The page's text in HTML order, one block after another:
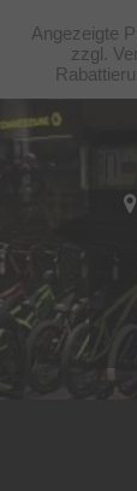
Angezeigte
zzgl.